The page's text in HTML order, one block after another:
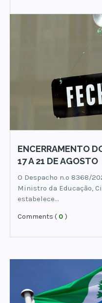
ENCERRAMENTO
17 A 21 DE AGOSTO
O Despacho n.º 8368/
Ministro da Educação,
estabelece…
Comments ( 0 )